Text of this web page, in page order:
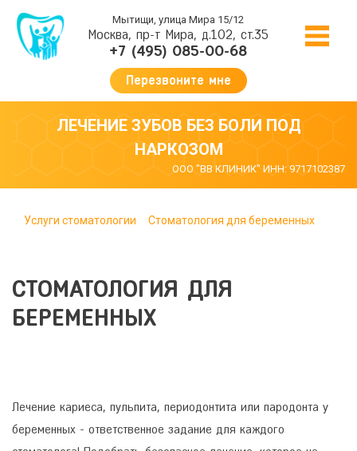
Мытищи, улица Мира 15/12
Москва, пр-т Мира, д.102, ст.35
+7 (495) 085-00-68
Перезвоните мне
ЛЕЧЕНИЕ ЗУБОВ БЕЗ БОЛИ ПОД
НАРКОЗОМ
ООО "ВВ КЛИНИК" ИНН: 9717102387
Услуги стоматологии Стоматология для беременных
СТОМАТОЛОГИЯ ДЛЯ
БЕРЕМЕННЫХ
Лечение кариеса, пульпита, периодонтита или пародонта у
беременных - ответственное задание для каждого